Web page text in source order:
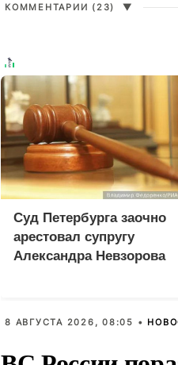
КОММЕНТАРИИ (23) ▼
Суд Петербурга заочно
арестовал супругу
Александра Невзорова
8 АВГУСТА 2026, 08:05 •